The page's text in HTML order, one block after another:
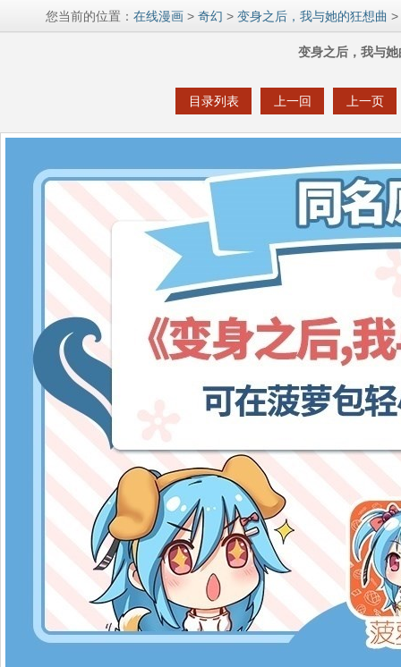
您当前的位置：在线漫画 >奇幻 >变身之后，我与她的狂想曲 >
变身之后，我与
目录列表 上一回 上一页